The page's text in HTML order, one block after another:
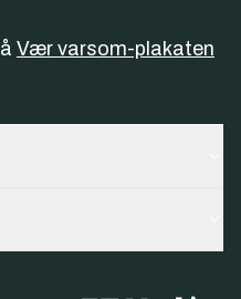
Vær varsom-plakaten